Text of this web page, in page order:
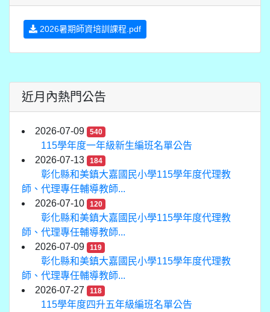
2026暑期師資培訓課程.pdf
近月內熱門公告
2026-07-09 540
115學年度一年級新生編班名單公告
2026-07-13
184
彰化縣和美鎮大嘉國民小學115學年度代理教
師、代理專任輔導教師...
2026-07-10
120
彰化縣和美鎮大嘉國民小學115學年度代理教
師、代理專任輔導教師...
2026-07-09
119
彰化縣和美鎮大嘉國民小學115學年度代理教
師、代理專任輔導教師...
2026-07-27
118
115學年度四升五年級編班名單公告